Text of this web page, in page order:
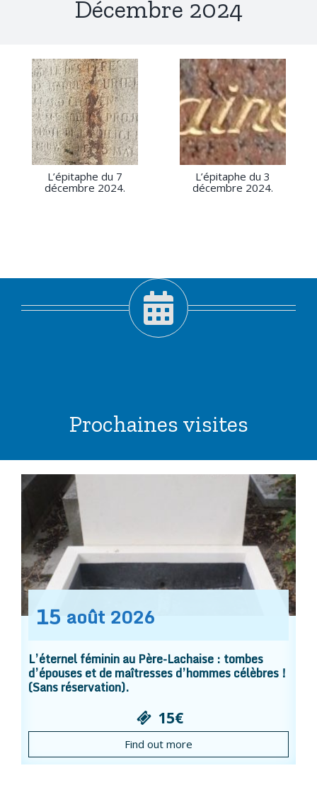
Décembre 2024
L’épitaphe du 7
décembre 2024.
L’épitaphe du 3
décembre 2024.
Prochaines visites
15 août 2026
L’éternel féminin au Père-Lachaise : tombes
d’épouses et de maîtresses d’hommes célèbres !
(Sans réservation).
15€
Find out more